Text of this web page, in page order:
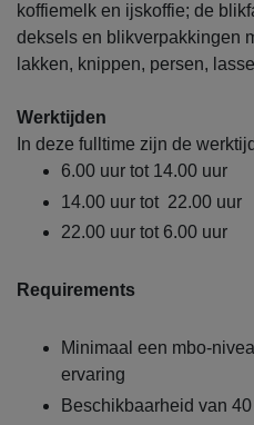
koffiemelk en ijskoffie; de
deksels en blikverpakkingen
lakken, knippen, persen,
Werktijden
In deze fulltime zijn de
6.00 uur tot 14.00 uur
14.00 uur tot 22.00 uur
22.00 uur tot 6.00 uur
Requirements
Minimaal een mbo-
ervaring
Beschikbaarheid van